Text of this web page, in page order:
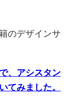
のデザインサ
、アシスタン
てみました。